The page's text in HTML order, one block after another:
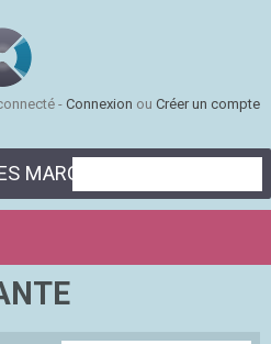
- Connexion ou Créer un compte
MARQUE-PAGES